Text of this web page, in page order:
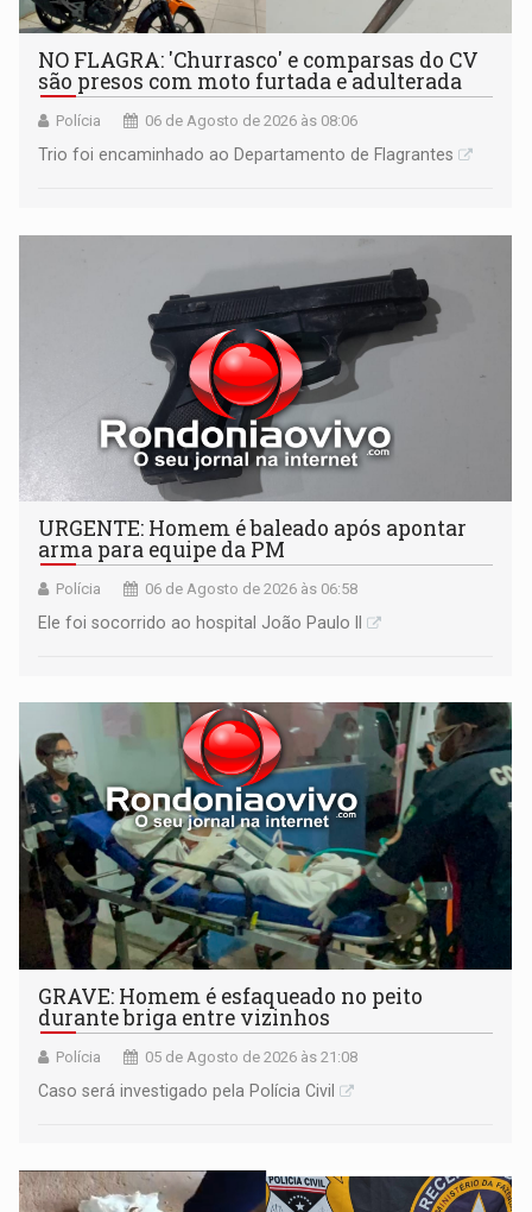
NO FLAGRA: 'Churrasco' e comparsas do CV
são presos com moto furtada e adulterada
Polícia 06 de Agosto de 2026 às 08:06
Trio foi encaminhado ao Departamento de Flagrantes
URGENTE: Homem é baleado após apontar
arma para equipe da PM
Polícia 06 de Agosto de 2026 às 06:58
Ele foi socorrido ao hospital João Paulo II
GRAVE: Homem é esfaqueado no peito
durante briga entre vizinhos
Polícia 05 de Agosto de 2026 às 21:08
Caso será investigado pela Polícia Civil